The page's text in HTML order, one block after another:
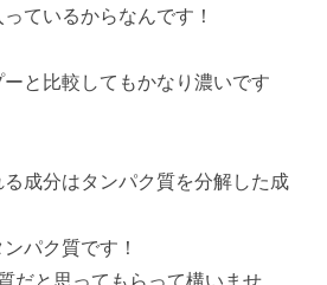
ているからなんです！
と比較してもかなり濃いです
る成分はタンパク質を分解した成
パク質です！